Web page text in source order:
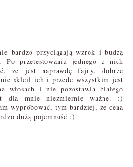
bardzo przyciągają wzrok i budzą
Po przetestowaniu jednego z nich
że jest naprawdę fajny, dobrze
skleił ich i przede wszystkim jest
włosach i nie pozostawia białego
dla mnie niezmiernie ważne. :)
wypróbować, tym bardziej, że cena
dużą pojemność :)